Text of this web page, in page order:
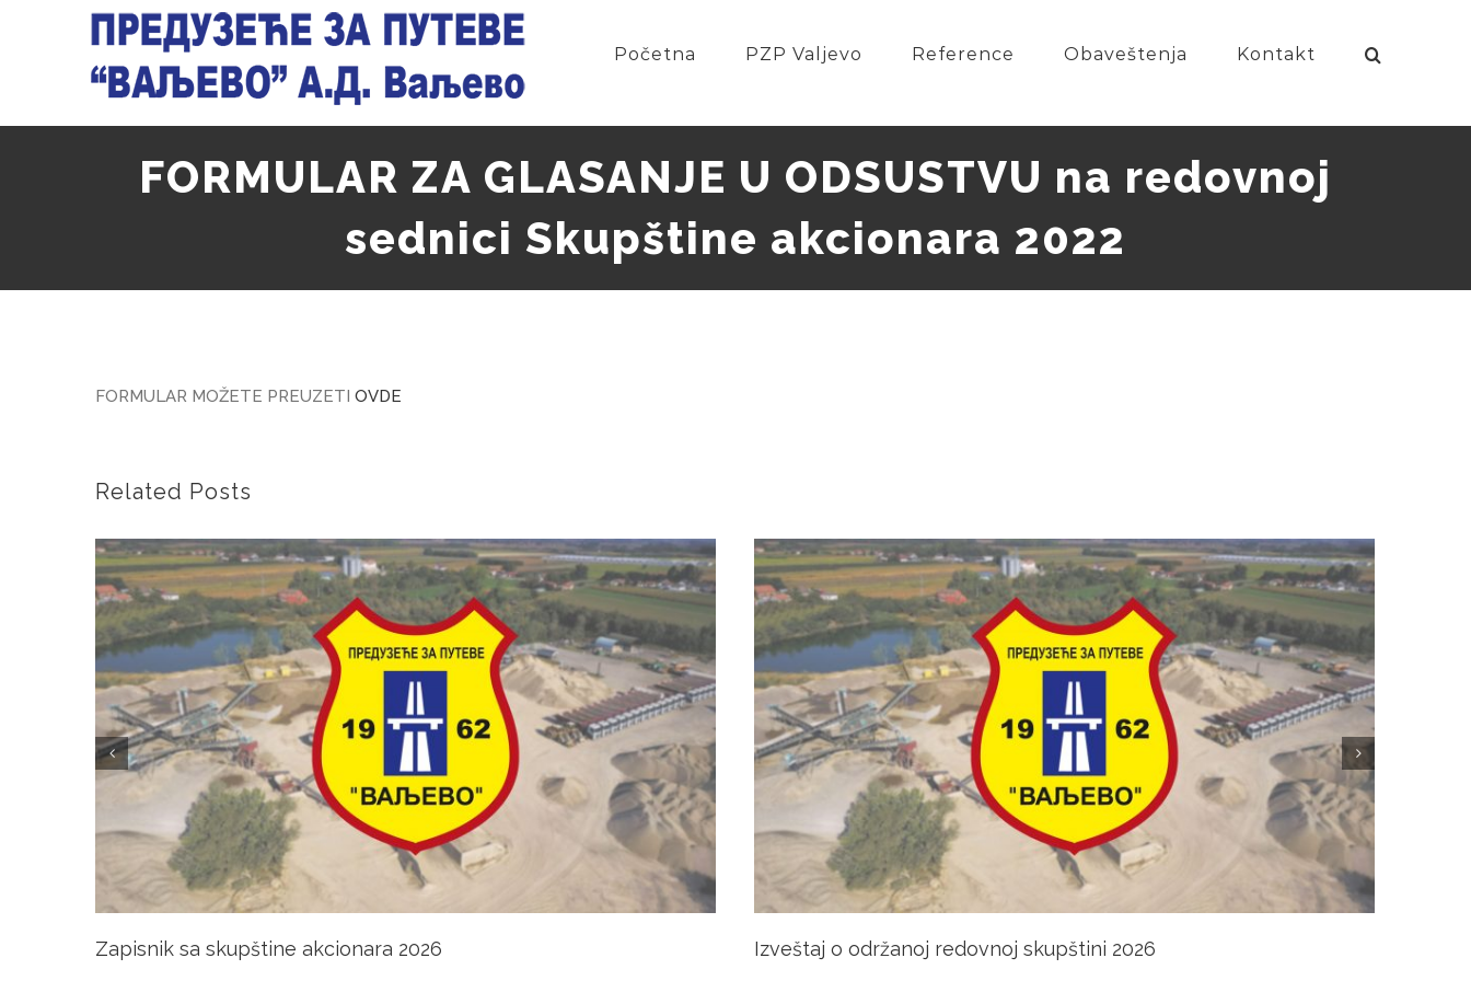
Početna PZP Valjevo Reference Obaveštenja Kontakt
FORMULAR ZA GLASANJE U ODSUSTVU na redovnoj
sednici Skupštine akcionara 2022
FORMULAR MOŽETE PREUZETI OVDE
Related Posts
Zapisnik sa skupštine akcionara 2026 Izveštaj o održanoj redovnoj skupštini 2026